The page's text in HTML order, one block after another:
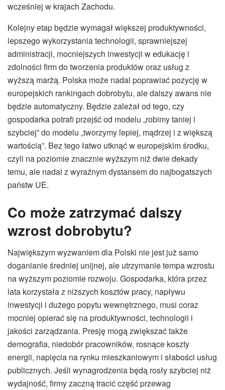
wcześniej w krajach Zachodu.
Kolejny etap będzie wymagał większej produktywności,
lepszego wykorzystania technologii, sprawniejszej
administracji, mocniejszych inwestycji w edukację i
zdolności firm do tworzenia produktów oraz usług z
wyższą marżą. Polska może nadal poprawiać pozycję w
europejskich rankingach dobrobytu, ale dalszy awans nie
będzie automatyczny. Będzie zależał od tego, czy
gospodarka potrafi przejść od modelu „robimy taniej i
szybciej” do modelu „tworzymy lepiej, mądrzej i z większą
wartością”. Bez tego łatwo utknąć w europejskim środku,
czyli na poziomie znacznie wyższym niż dwie dekady
temu, ale nadal z wyraźnym dystansem do najbogatszych
państw UE.
Co może zatrzymać dalszy
wzrost dobrobytu?
Największym wyzwaniem dla Polski nie jest już samo
doganianie średniej unijnej, ale utrzymanie tempa wzrostu
na wyższym poziomie rozwoju. Gospodarka, która przez
lata korzystała z niższych kosztów pracy, napływu
inwestycji i dużego popytu wewnętrznego, musi coraz
mocniej opierać się na produktywności, technologii i
jakości zarządzania. Presję mogą zwiększać także
demografia, niedobór pracowników, rosnące koszty
energii, napięcia na rynku mieszkaniowym i słabości usług
publicznych. Jeśli wynagrodzenia będą rosły szybciej niż
wydajność, firmy zaczną tracić część przewag